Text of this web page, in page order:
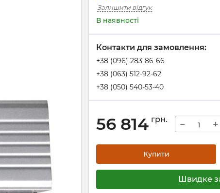
Залишити відгук
В наявності
Контакти для замовлення:
+38 (096) 283-86-66
+38 (063) 512-92-62
+38 (050) 540-53-40
56 814 грн. − +
Купити
Швидке